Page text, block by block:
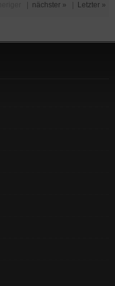
nächster » Letzter »